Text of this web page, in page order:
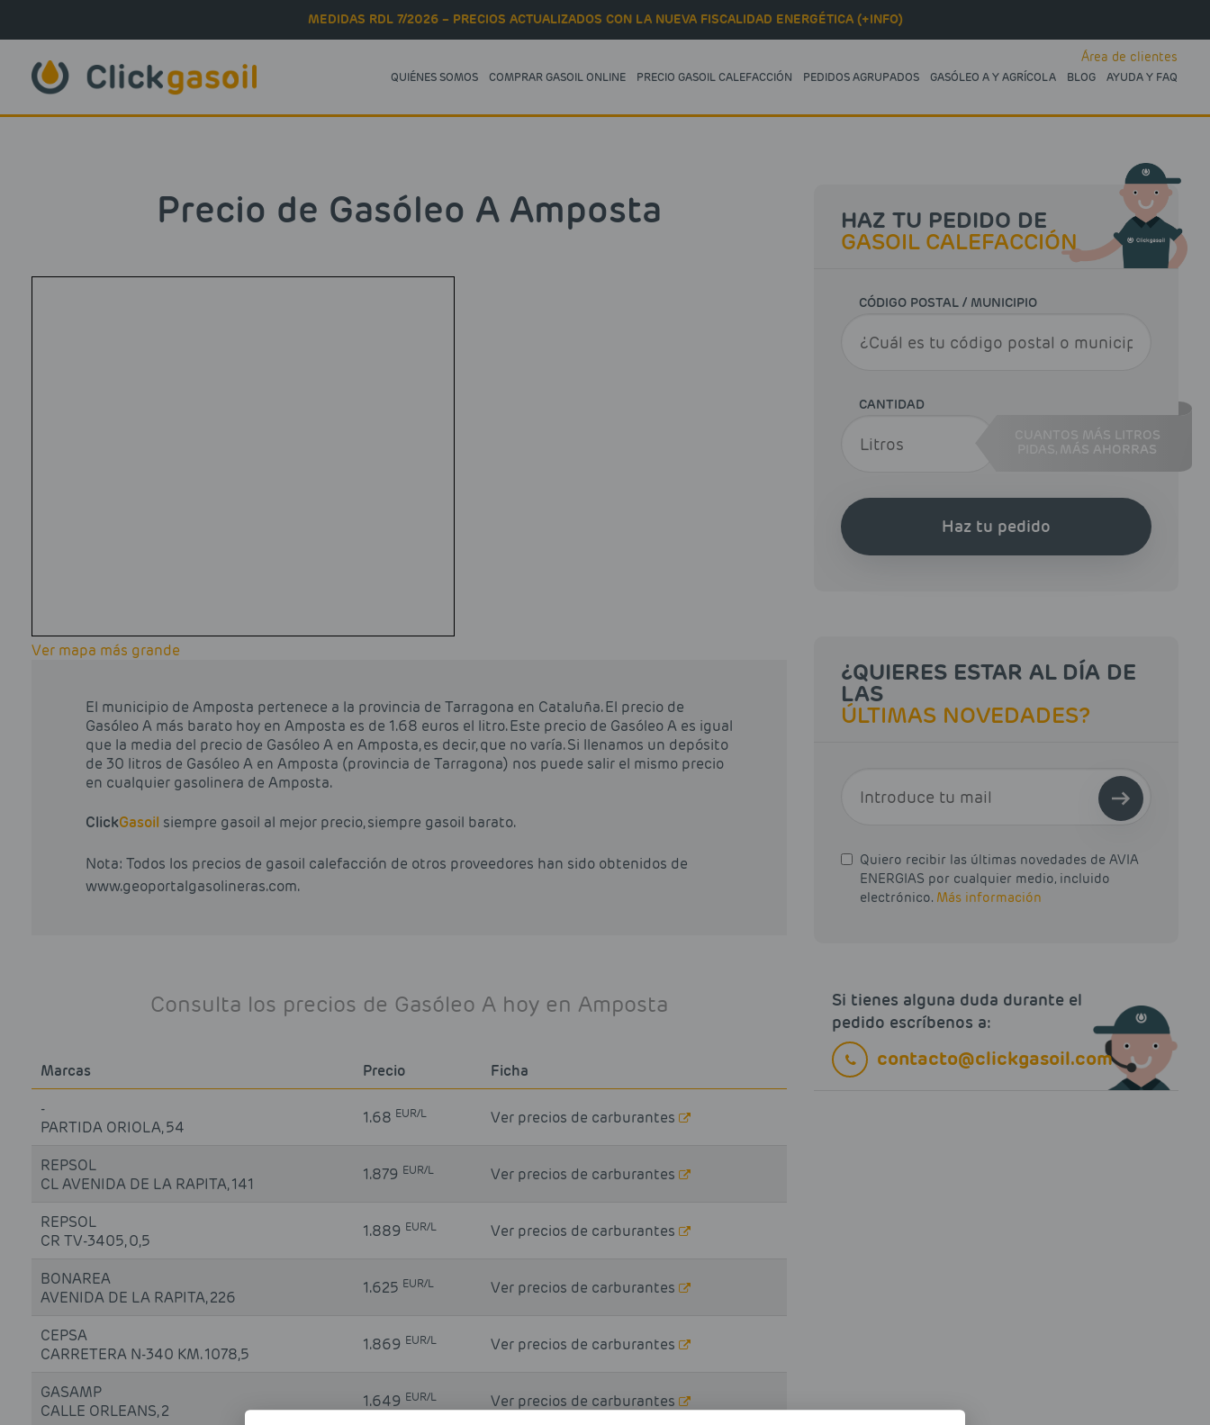
MEDIDAS RDL 7/2026 – PRECIOS ACTUALIZADOS CON LA NUEVA FISCALIDAD ENERGÉTICA (+INFO)
QUIÉNES SOMOS COMPRAR GASOIL ONLINE PRECIO GASOIL CALEFACCIÓN PEDIDOS AGRUPADOS GASÓLEO A Y AGRÍCOLA BLOG AYUDA Y FAQ
Área de clientes
Precio de Gasóleo A Amposta
Ver mapa más grande
El municipio de Amposta pertenece a la provincia de Tarragona en Cataluña. El precio de
Gasóleo A más barato hoy en Amposta es de 1.68 euros el litro. Este precio de Gasóleo A es igual
que la media del precio de Gasóleo A en Amposta, es decir, que no varía. Si llenamos un depósito
de 30 litros de Gasóleo A en Amposta (provincia de Tarragona) nos puede salir el mismo precio
en cualquier gasolinera de Amposta.
ClickGasoil siempre gasoil al mejor precio, siempre gasoil barato.
Nota: Todos los precios de gasoil calefacción de otros proveedores han sido obtenidos de
www.geoportalgasolineras.com.
Consulta los precios de Gasóleo A hoy en Amposta
Marcas Precio
Ficha
-
PARTIDA ORIOLA, 54
1.68 EUR/L Ver precios de carburantes
REPSOL
CL AVENIDA DE LA RAPITA, 141
1.879 EUR/L Ver precios de carburantes
REPSOL
CR TV-3405, 0,5
1.889 EUR/L Ver precios de carburantes
BONAREA
AVENIDA DE LA RAPITA, 226
1.625 EUR/L Ver precios de carburantes
CEPSA
CARRETERA N-340 KM. 1078,5
1.869 EUR/L Ver precios de carburantes
GASAMP
CALLE ORLEANS, 2
1.649 EUR/L Ver precios de carburantes
HAZ TU PEDIDO DE
GASOIL CALEFACCIÓN
CÓDIGO POSTAL / MUNICIPIO
CANTIDAD
CUANTOS MÁS LITROS
MÁS AHORRAS
Haz tu pedido
¿QUIERES ESTAR AL DÍA DE
LAS
ÚLTIMAS NOVEDADES?
Quiero recibir las últimas novedades de AVIA
ENERGIAS por cualquier medio, incluido
electrónico. Más información
Si tienes alguna duda durante el
pedido escríbenos a:
contacto@clickgasoil.com